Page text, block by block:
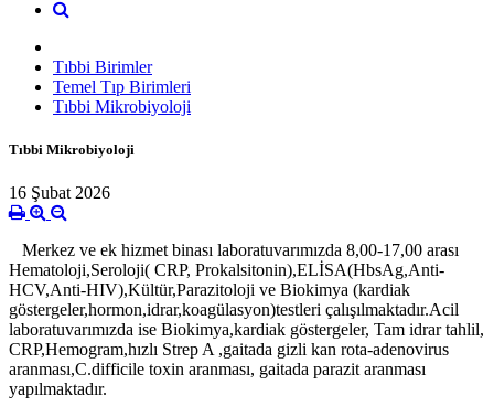
Tıbbi Birimler
Temel Tıp Birimleri
Tıbbi Mikrobiyoloji
Tıbbi Mikrobiyoloji
16 Şubat 2026
Merkez ve ek hizmet binası laboratuvarımızda 8,00-17,00 arası
Hematoloji,Seroloji( CRP, Prokalsitonin),ELİSA(HbsAg,Anti-
HCV,Anti-HIV),Kültür,Parazitoloji ve Biokimya (kardiak
göstergeler,hormon,idrar,koagülasyon)testleri çalışılmaktadır.Acil
laboratuvarımızda ise Biokimya,kardiak göstergeler, Tam idrar tahlil,
CRP,Hemogram,hızlı Strep A ,gaitada gizli kan rota-adenovirus
aranması,C.difficile toxin aranması, gaitada parazit aranması
yapılmaktadır.